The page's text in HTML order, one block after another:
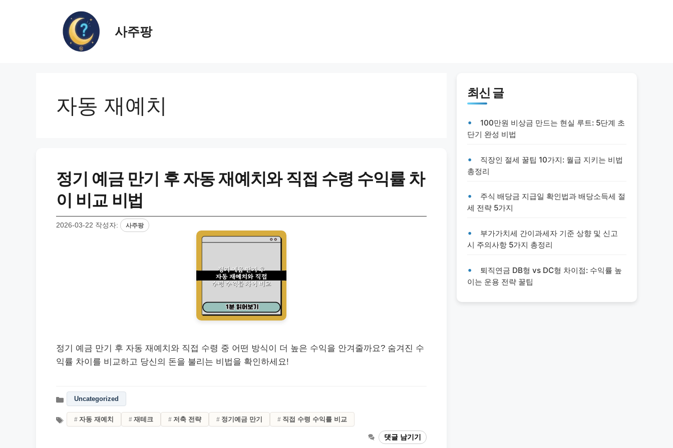
사주팡
자동 재예치
정기 예금 만기 후 자동 재예치와 직접 수령 수익률 차
이 비교 비법
2026-03-22 작성자: 사주팡
정기 예금 만기 후 자동 재예치와 직접 수령 중 어떤 방식이 더 높은 수익을 안겨줄까요? 숨겨진 수
익률 차이를 비교하고 당신의 돈을 불리는 비법을 확인하세요!
Uncategorized
자동 재예치 재테크 저축 전략 정기예금 만기 직접 수령 수익률 비교
댓글 남기기
최신 글
100만원 비상금 만드는 현실 루트: 5단계 초
단기 완성 비법
직장인 절세 꿀팁 10가지: 월급 지키는 비법
총정리
주식 배당금 지급일 확인법과 배당소득세 절
세 전략 5가지
부가가치세 간이과세자 기준 상향 및 신고
시 주의사항 5가지 총정리
퇴직연금 DB형 vs DC형 차이점: 수익률 높
이는 운용 전략 꿀팁